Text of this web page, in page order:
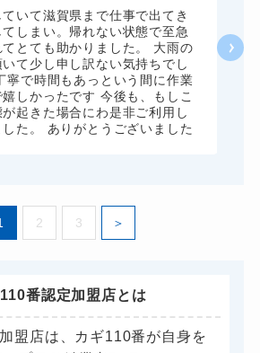
8,800円～(税込)
開け 10,780円～(税込)
作成 8,800円～(税込)
交換 11,000円～(税込)
いて滋賀県まで仕事で出てき
しまい。帰れない状態で至急
とても助かりました。 大雨の
て少し申し訳ない気持ちでし
寧で時間もあっという間に作業
しかったです 今後も、もしこ
起きた場合にわ是非ご利用し
た。 ありがとうございました
2 3
番認定加盟店とは
盟店は、カギ110番が自身を